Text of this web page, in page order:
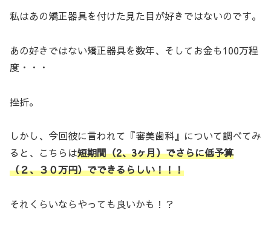
私はあの矯正器具を付けた見た目が好きではないのです。
あの好きではない矯正器具を数年、そしてお金も100万程
度・・・
挫折。
しかし、今回彼に言われて『審美歯科』について調べてみ
ると、こちらは短期間（2、3ヶ月）でさらに低予算
（２、３０万円）でできるらしい！！！
それくらいならやっても良いかも！？